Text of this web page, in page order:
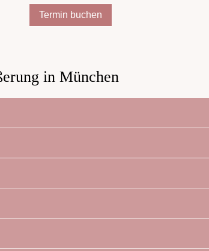
Termin buchen
in München